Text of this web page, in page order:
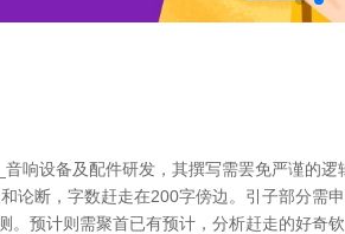
响设备及配件研发，其撰写需罢免严谨的
论断，字数赶走在200字傍边。引子部分
预计则需聚首已有预计，分析赶走的好奇